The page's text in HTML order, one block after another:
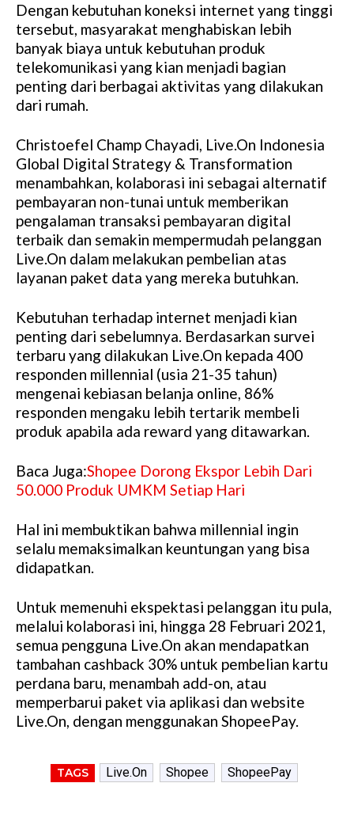
Dengan kebutuhan koneksi internet yang tinggi
tersebut, masyarakat menghabiskan lebih
banyak biaya untuk kebutuhan produk
telekomunikasi yang kian menjadi bagian
penting dari berbagai aktivitas yang dilakukan
dari rumah.
Christoefel Champ Chayadi, Live.On Indonesia
Global Digital Strategy & Transformation
menambahkan, kolaborasi ini sebagai alternatif
pembayaran non-tunai untuk memberikan
pengalaman transaksi pembayaran digital
terbaik dan semakin mempermudah pelanggan
Live.On dalam melakukan pembelian atas
layanan paket data yang mereka butuhkan.
Kebutuhan terhadap internet menjadi kian
penting dari sebelumnya. Berdasarkan survei
terbaru yang dilakukan Live.On kepada 400
responden millennial (usia 21-35 tahun)
mengenai kebiasan belanja online, 86%
responden mengaku lebih tertarik membeli
produk apabila ada reward yang ditawarkan.
Baca Juga:Shopee Dorong Ekspor Lebih Dari
50.000 Produk UMKM Setiap Hari
Hal ini membuktikan bahwa millennial ingin
selalu memaksimalkan keuntungan yang bisa
didapatkan.
Untuk memenuhi ekspektasi pelanggan itu pula,
melalui kolaborasi ini, hingga 28 Februari 2021,
semua pengguna Live.On akan mendapatkan
tambahan cashback 30% untuk pembelian kartu
perdana baru, menambah add-on, atau
memperbarui paket via aplikasi dan website
Live.On, dengan menggunakan ShopeePay.
TAGS Live.On Shopee ShopeePay